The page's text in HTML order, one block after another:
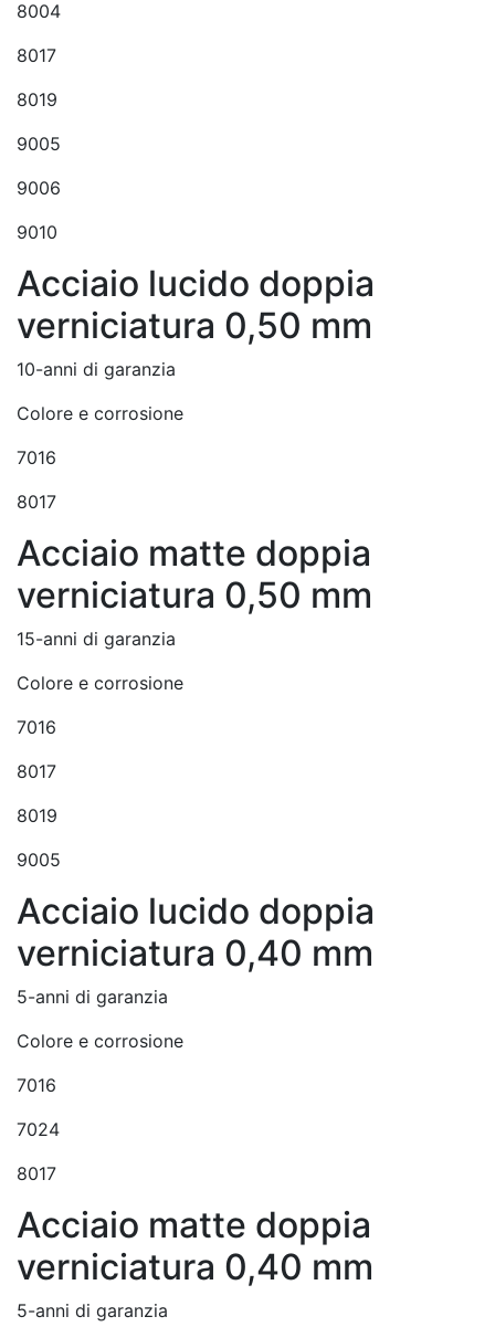
8004
8017
8019
9005
9006
9010
Acciaio lucido doppia
verniciatura 0,50 mm
10-anni di garanzia
Colore e corrosione
7016
8017
Acciaio matte doppia
verniciatura 0,50 mm
15-anni di garanzia
Colore e corrosione
7016
8017
8019
9005
Acciaio lucido doppia
verniciatura 0,40 mm
5-anni di garanzia
Colore e corrosione
7016
7024
8017
Acciaio matte doppia
verniciatura 0,40 mm
5-anni di garanzia